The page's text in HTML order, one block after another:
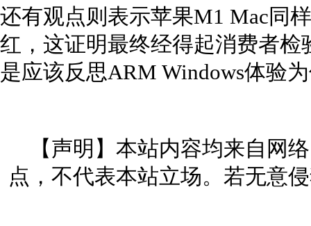
还有观点则表示苹果M1 Mac同
红，这证明最终经得起消费者
是应该反思ARM Windows体验
【声明】本站内容均来自网
点，不代表本站立场。若无意